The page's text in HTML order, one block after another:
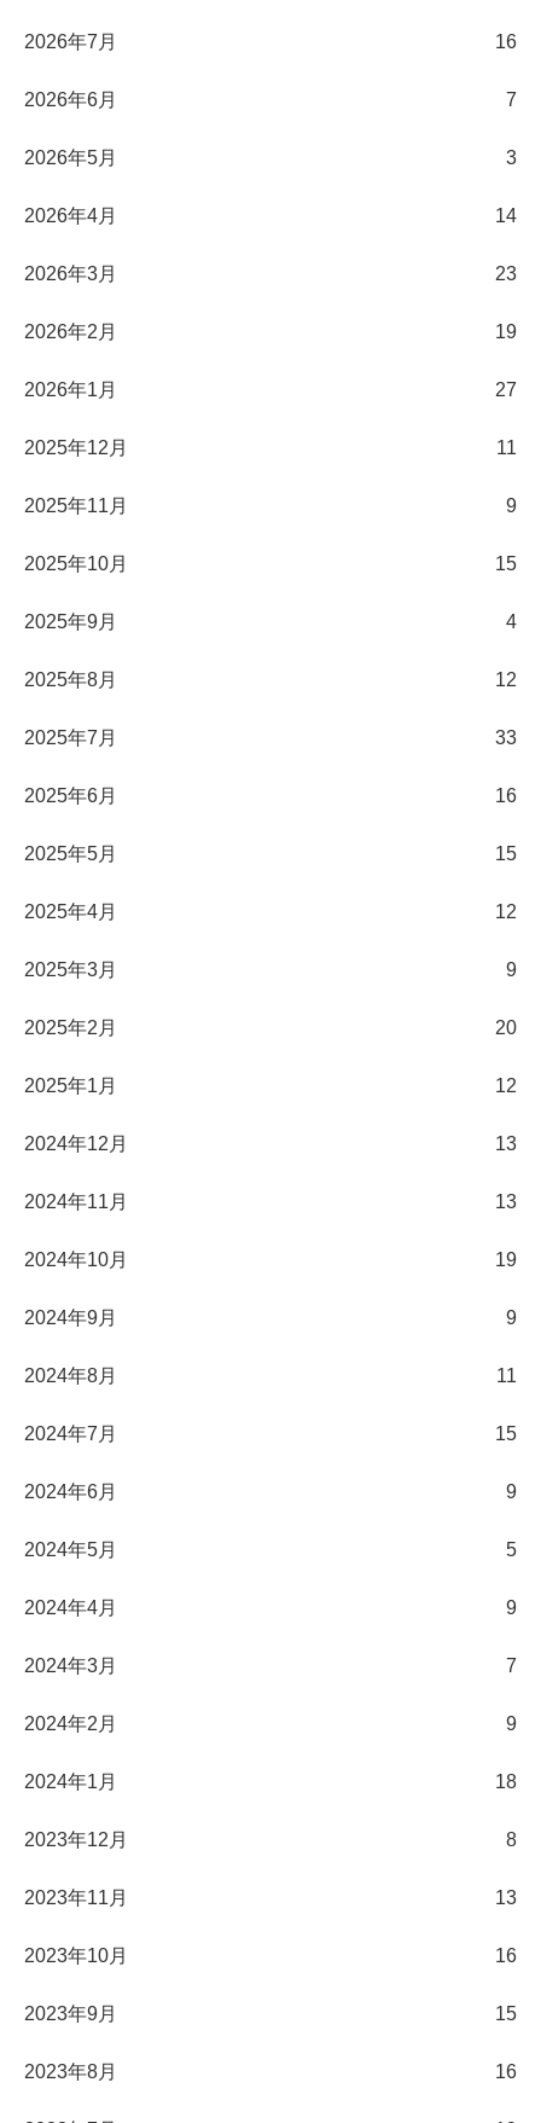
2026年7月 16
2026年6月 7
2026年5月 3
2026年4月 14
2026年3月 23
2026年2月 19
2026年1月 27
2025年12月 11
2025年11月 9
2025年10月 15
2025年9月 4
2025年8月 12
2025年7月 33
2025年6月 16
2025年5月 15
2025年4月 12
2025年3月 9
2025年2月 20
2025年1月 12
2024年12月 13
2024年11月 13
2024年10月 19
2024年9月 9
2024年8月 11
2024年7月 15
2024年6月 9
2024年5月 5
2024年4月 9
2024年3月 7
2024年2月 9
2024年1月 18
2023年12月 8
2023年11月 13
2023年10月 16
2023年9月 15
2023年8月 16